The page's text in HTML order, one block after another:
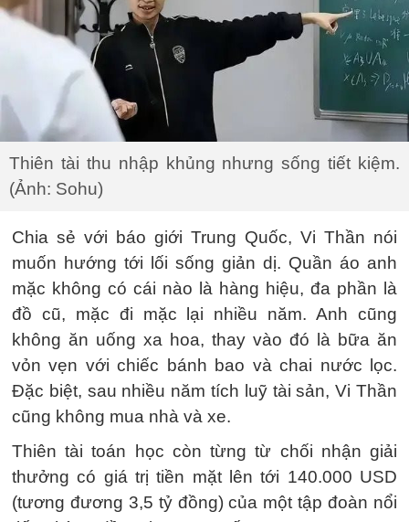
Thiên tài thu nhập khủng nhưng sống tiết kiệm.
(Ảnh: Sohu)
Chia sẻ với báo giới Trung Quốc, Vi Thần nói
muốn hướng tới lối sống giản dị. Quần áo anh
mặc không có cái nào là hàng hiệu, đa phần là
đồ cũ, mặc đi mặc lại nhiều năm. Anh cũng
không ăn uống xa hoa, thay vào đó là bữa ăn
vỏn vẹn với chiếc bánh bao và chai nước lọc.
Đặc biệt, sau nhiều năm tích luỹ tài sản, Vi Thần
cũng không mua nhà và xe.
Thiên tài toán học còn từng từ chối nhận giải
thưởng có giá trị tiền mặt lên tới 140.000 USD
(tương đương 3,5 tỷ đồng) của một tập đoàn nổi